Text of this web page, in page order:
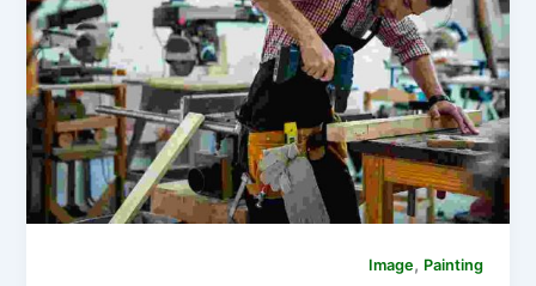
Image, Painting